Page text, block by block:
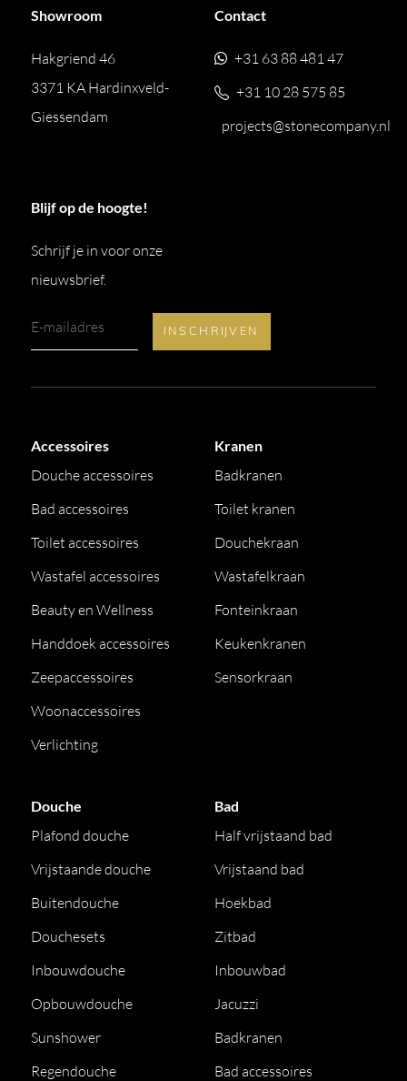
Showroom
Hakgriend 46
3371 KA Hardinxveld-
Giessendam
Contact
+31 63 88 481 47
+31 10 28 575 85
projects@stonecompany.nl
Blijf op de hoogte!
Schrijf je in voor onze
nieuwsbrief.
Accessoires
Douche accessoires
Bad accessoires
Toilet accessoires
Wastafel accessoires
Beauty en Wellness
Handdoek accessoires
Zeepaccessoires
Woonaccessoires
Verlichting
Kranen
Badkranen
Toilet kranen
Douchekraan
Wastafelkraan
Fonteinkraan
Keukenkranen
Sensorkraan
Douche
Plafond douche
Vrijstaande douche
Buitendouche
Douchesets
Inbouwdouche
Opbouwdouche
Sunshower
Regendouche
Bad
Half vrijstaand bad
Vrijstaand bad
Hoekbad
Zitbad
Inbouwbad
Jacuzzi
Badkranen
Bad accessoires